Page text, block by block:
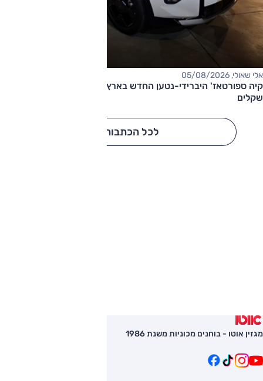
אלי שאולי, 05/08/2026
שקלים
לכל הכתבות
מגזין אוטו - בוחנים מכוניות משנת 1986